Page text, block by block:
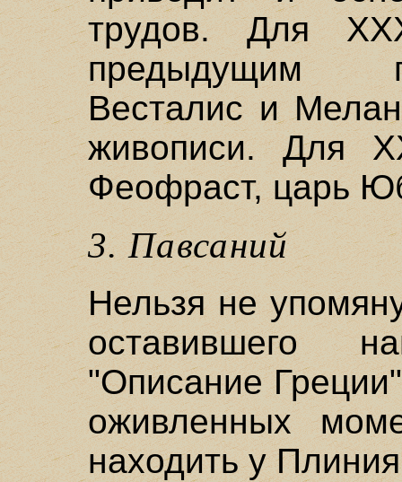
трудов. Для
предыдущим
Весталис и
живописи. Для
Феофраст, царь
3. Павсаний
Нельзя не
оставившего
"Описание
оживленных
находить у